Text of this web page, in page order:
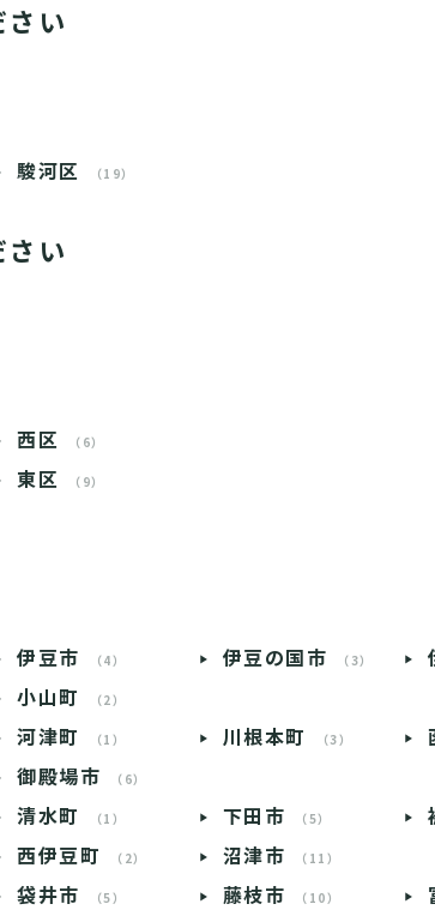
い
駿河区 （19）
い
西区 （6）
東区 （9）
伊豆市 （4） 伊豆の国市 （3）
小山町 （2）
河津町 （1） 川根本町 （3）
御殿場市 （6）
清水町 （1） 下田市 （5）
西伊豆町 （2） 沼津市 （11）
袋井市 （5） 藤枝市 （10）